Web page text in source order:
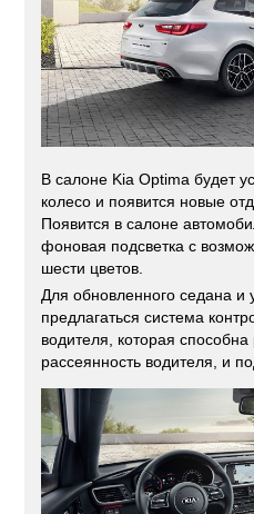
В салоне Kia Optima будет
колесо и появится новые
Появится в салоне
фоновая подсветка с
шести цветов.
Для обновленного седана и
предлагаться система
водителя, которая способна
рассеянность водителя, и